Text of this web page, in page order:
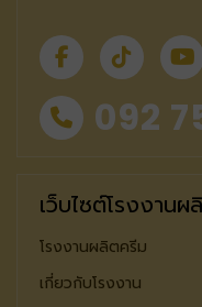
092
เว็บไซต์โรงงานผ
โรงงานผลิตครีม
เกี่ยวกับโรงงาน